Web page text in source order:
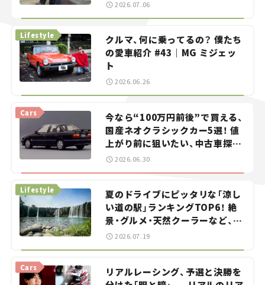
2026.07.06
クルマ、何に乗ってるの？ 僕たち
の愛車紹介 #43｜MG ミジェッ
ト
Lifestyle
2026.06.26
今なら“100万円前後”で買える、
国産ネオクラシックカー5選！ 値
上がり前に狙いたい、中古車探し
をお手伝い――ちょっとイケてるマ
Cars
2026.06.30
夏のドライブにピッタリな「涼し
い道の駅」ランキングTOP6！ 絶
景・グルメ・天然クーラーなど、避
暑におすすめのスポットを紹介
【道の駅マニアの推し駅ガイド】
Lifestyle
2026.07.19
リアルレーシング、予選と決勝を
Cars